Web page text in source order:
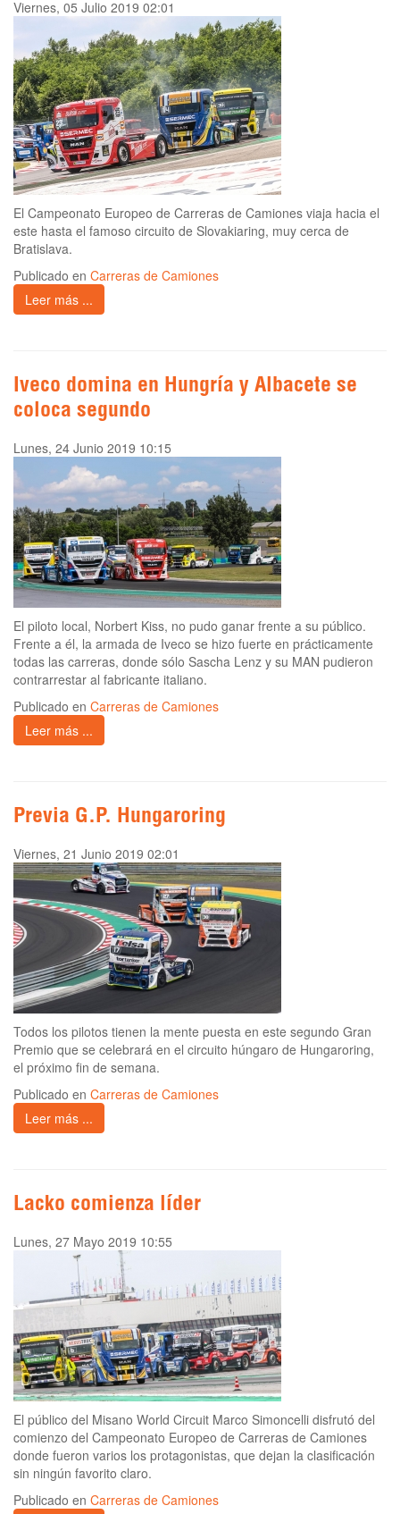
Viernes, 05 Julio 2019 02:01
El Campeonato Europeo de Carreras de Camiones viaja hacia el
este hasta el famoso circuito de Slovakiaring, muy cerca de
Bratislava.
Publicado en Carreras de Camiones
Leer más ...
Iveco domina en Hungría y Albacete se
coloca segundo
Lunes, 24 Junio 2019 10:15
El piloto local, Norbert Kiss, no pudo ganar frente a su público.
Frente a él, la armada de Iveco se hizo fuerte en prácticamente
todas las carreras, donde sólo Sascha Lenz y su MAN pudieron
contrarrestar al fabricante italiano.
Publicado en Carreras de Camiones
Leer más ...
Previa G.P. Hungaroring
Viernes, 21 Junio 2019 02:01
Todos los pilotos tienen la mente puesta en este segundo Gran
Premio que se celebrará en el circuito húngaro de Hungaroring,
el próximo fin de semana.
Publicado en Carreras de Camiones
Leer más ...
Lacko comienza líder
Lunes, 27 Mayo 2019 10:55
El público del Misano World Circuit Marco Simoncelli disfrutó del
comienzo del Campeonato Europeo de Carreras de Camiones
donde fueron varios los protagonistas, que dejan la clasificación
sin ningún favorito claro.
Publicado en Carreras de Camiones